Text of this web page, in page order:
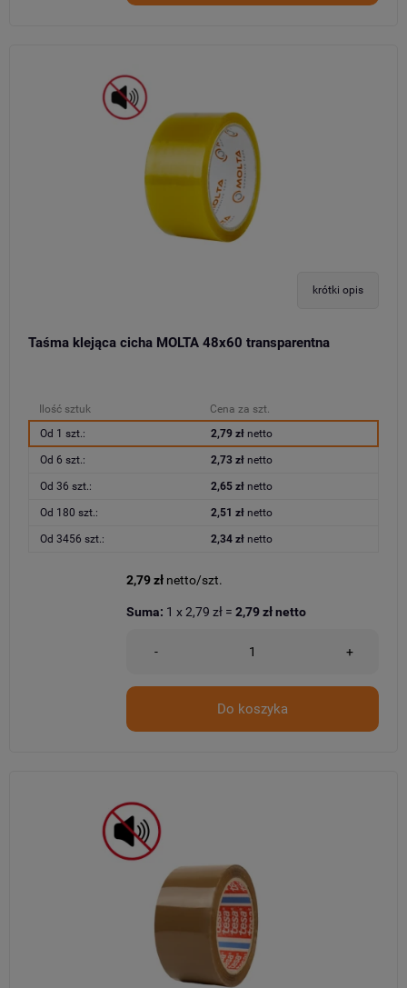
krótki opis
Taśma klejąca cicha MOLTA 48x60 transparentna
Ilość sztuk
Cena za szt.
Od 1 szt.:
2,79 złnetto
Od 6 szt.: 2,73 złnetto
Od 36 szt.: 2,65 złnetto
Od 180 szt.: 2,51 złnetto
Od 3456 szt.: 2,34 złnetto
2,79 zł netto/szt.
- +
Do koszyka
Suma: 1 x2,79 zł = 2,79 złnetto